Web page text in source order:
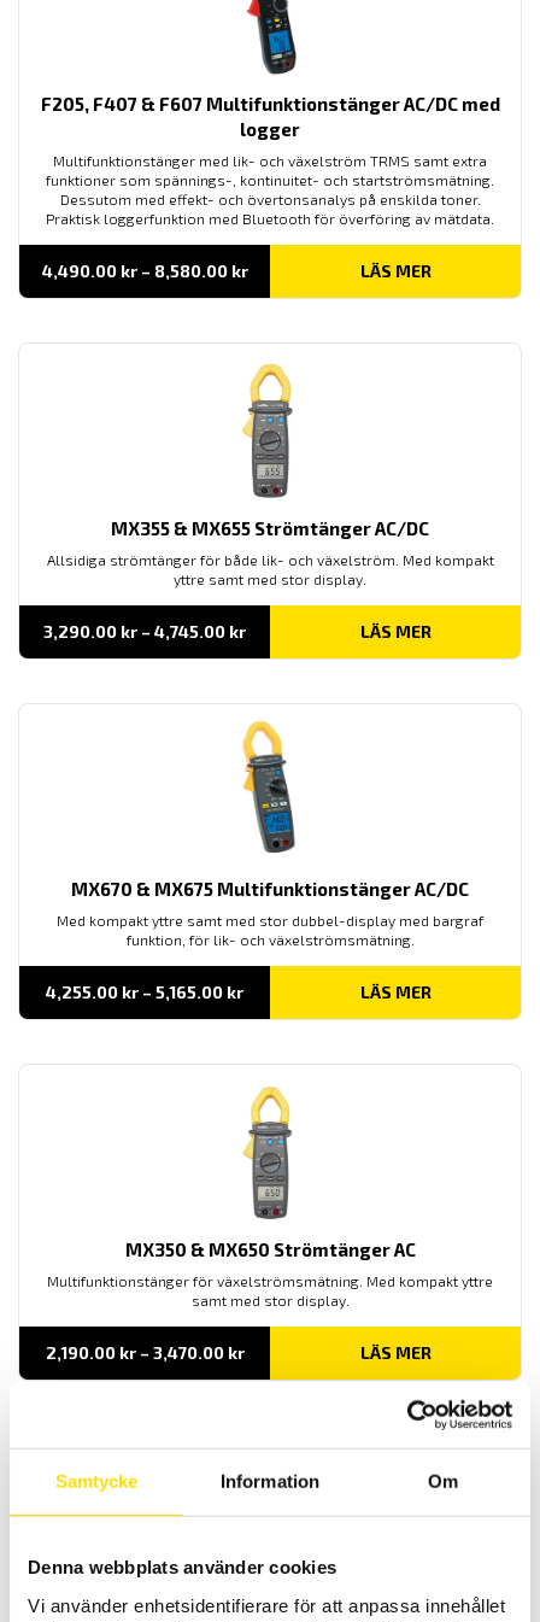
Samtycke Information Om
Denna webbplats använder cookies
Vi använder enhetsidentifierare för att anpassa innehållet
F205, F407 & F607 Multifunktionstänger AC/DC med
logger
Multifunktionstänger med lik- och växelström TRMS samt extra
funktioner som spännings-, kontinuitet- och startströmsmätning.
Dessutom med effekt- och övertonsanalys på enskilda toner.
Praktisk loggerfunktion med Bluetooth för överföring av mätdata.
4,490.00 kr – 8,580.00 krPrisintervall:
till
LÄS MER
MX355 & MX655 Strömtänger AC/DC
Allsidiga strömtänger för både lik- och växelström. Med kompakt
yttre samt med stor display.
3,290.00 kr – 4,745.00 krPrisintervall:
till
LÄS MER
MX670 & MX675 Multifunktionstänger AC/DC
Med kompakt yttre samt med stor dubbel-display med bargraf
funktion, för lik- och växelströmsmätning.
4,255.00 kr – 5,165.00 krPrisintervall:
till
LÄS MER
MX350 & MX650 Strömtänger AC
Multifunktionstänger för växelströmsmätning. Med kompakt yttre
samt med stor display.
2,190.00 kr – 3,470.00 krPrisintervall:
till
LÄS MER
DigiFlex MA400 & MA4000